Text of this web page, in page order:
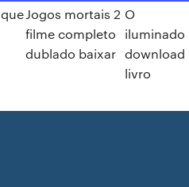
Jogos mortais 2
filme completo
dublado baixar
O
iluminado
download
livro